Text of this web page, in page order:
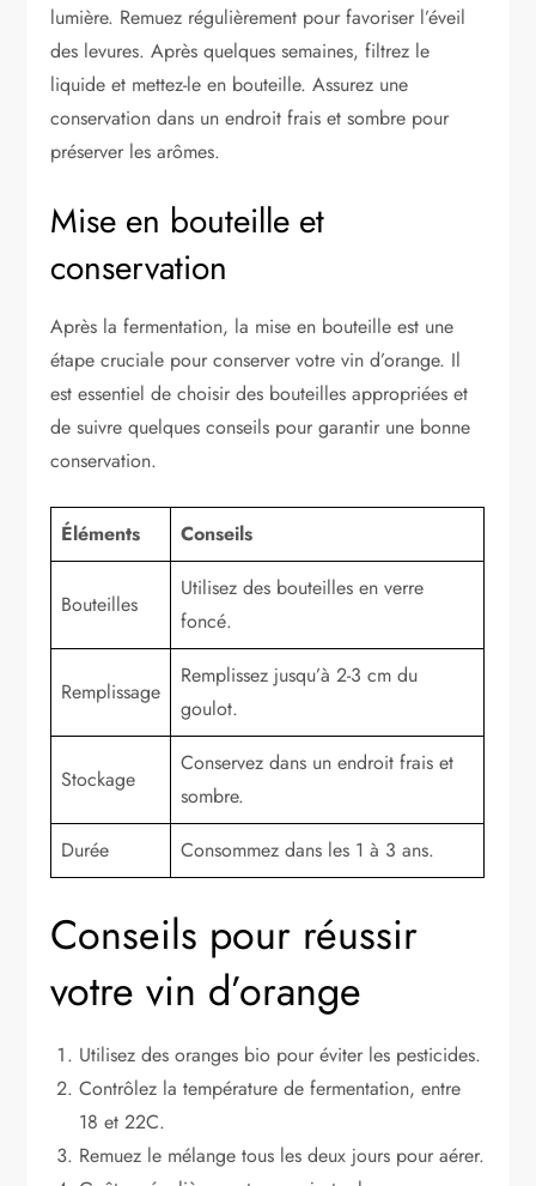
lumière. Remuez régulièrement pour favoriser l’éveil
des levures. Après quelques semaines, filtrez le
liquide et mettez-le en bouteille. Assurez une
conservation dans un endroit frais et sombre pour
préserver les arômes.
Mise en bouteille et
conservation
Après la fermentation, la mise en bouteille est une
étape cruciale pour conserver votre vin d’orange. Il
est essentiel de choisir des bouteilles appropriées et
de suivre quelques conseils pour garantir une bonne
conservation.
Éléments Conseils
Bouteilles
Utilisez des bouteilles en verre
foncé.
Remplissage
Remplissez jusqu’à 2-3 cm du
goulot.
Stockage
Conservez dans un endroit frais et
sombre.
Durée
Consommez dans les 1 à 3 ans.
Conseils pour réussir
votre vin d’orange
Utilisez des oranges bio pour éviter les pesticides.
Contrôlez la température de fermentation, entre
18 et 22C.
Remuez le mélange tous les deux jours pour aérer.